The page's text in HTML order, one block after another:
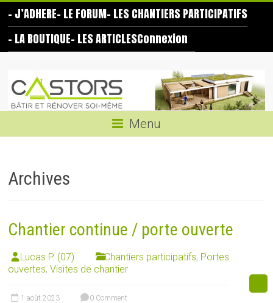
content
– J’ADHERE– LE FORUM– LES CHANTIERS PARTICIPATIFS
– LA BOUTIQUE– LES ARTICLESConnexion
Castors
même
Menu
Archives
Chantier continue / porte ouverte
Lucas P. (07) Chantiers participatifs, Portes
ouvertes,Visites de chantier
1 août 2023 0 Comment